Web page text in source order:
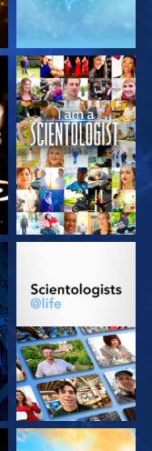
KIJK
VERKEN DE SERIE